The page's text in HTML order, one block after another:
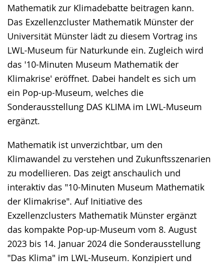
Mathematik zur Klimadebatte beitragen kann.
Das Exzellenzcluster Mathematik Münster der
Universität Münster lädt zu diesem Vortrag ins
LWL-Museum für Naturkunde ein. Zugleich wird
das '10-Minuten Museum Mathematik der
Klimakrise' eröffnet. Dabei handelt es sich um
ein Pop-up-Museum, welches die
Sonderausstellung DAS KLIMA im LWL-Museum
ergänzt.
Mathematik ist unverzichtbar, um den
Klimawandel zu verstehen und Zukunftsszenarien
zu modellieren. Das zeigt anschaulich und
interaktiv das "10-Minuten Museum Mathematik
der Klimakrise". Auf Initiative des
Exzellenzclusters Mathematik Münster ergänzt
das kompakte Pop-up-Museum vom 8. August
2023 bis 14. Januar 2024 die Sonderausstellung
"Das Klima" im LWL-Museum. Konzipiert und